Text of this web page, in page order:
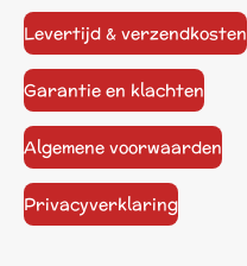
Levertijd & verzendkosten
Garantie en klachten
Algemene voorwaarden
Privacyverklaring